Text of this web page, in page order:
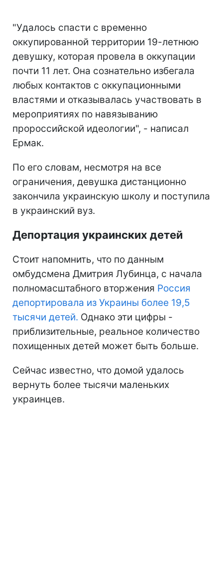
"Удалось спасти с временно
оккупированной территории 19-летнюю
девушку, которая провела в оккупации
почти 11 лет. Она сознательно избегала
любых контактов с оккупационными
властями и отказывалась участвовать в
мероприятиях по навязыванию
пророссийской идеологии", - написал
Ермак.
По его словам, несмотря на все
ограничения, девушка дистанционно
закончила украинскую школу и поступила
в украинский вуз.
Депортация украинских детей
Стоит напомнить, что по данным
омбудсмена Дмитрия Лубинца, с начала
полномасштабного вторжения Россия
депортировала из Украины более 19,5
тысячи детей. Однако эти цифры -
приблизительные, реальное количество
похищенных детей может быть больше.
Сейчас известно, что домой удалось
вернуть более тысячи маленьких
украинцев.